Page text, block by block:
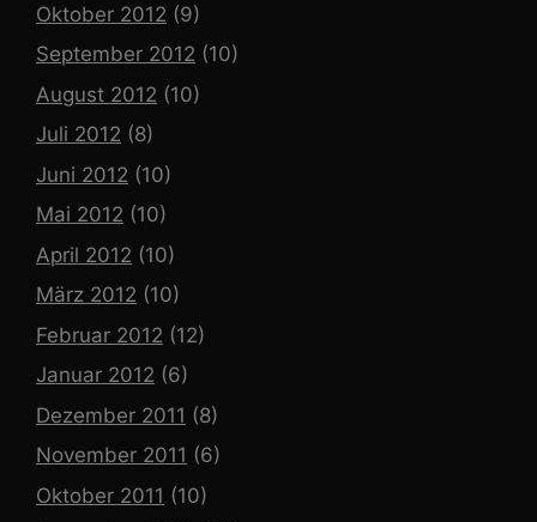
Oktober 2012 (9)
September 2012 (10)
August 2012 (10)
Juli 2012 (8)
Juni 2012 (10)
Mai 2012 (10)
April 2012 (10)
März 2012 (10)
Februar 2012 (12)
Januar 2012 (6)
Dezember 2011 (8)
November 2011 (6)
Oktober 2011 (10)